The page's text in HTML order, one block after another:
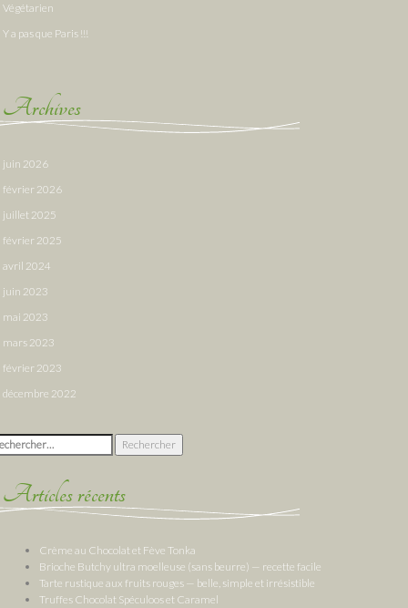
Végétarien
Y a pas que Paris !!!
Archives
juin 2026
février 2026
juillet 2025
février 2025
avril 2024
juin 2023
mai 2023
mars 2023
février 2023
décembre 2022
:
Articles récents
Crème au Chocolat et Fève Tonka
Brioche Butchy ultra moelleuse (sans beurre) — recette facile
Tarte rustique aux fruits rouges — belle, simple et irrésistible
Truffes Chocolat Spéculoos et Caramel